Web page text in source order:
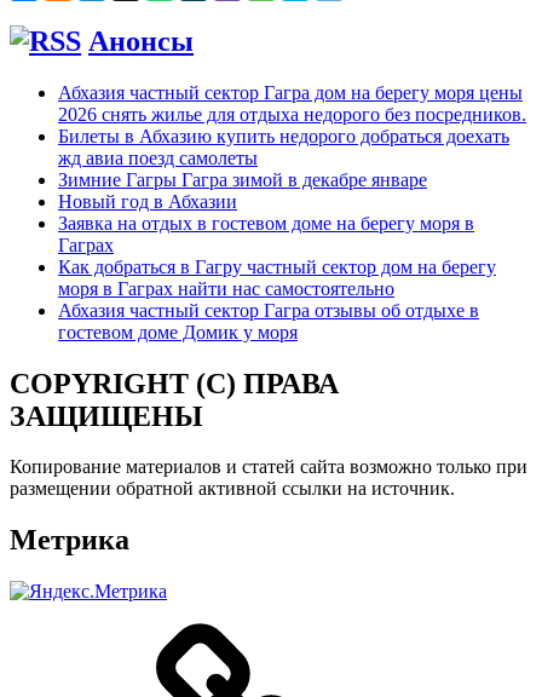
Анонсы
Абхазия частный сектор Гагра дом на берегу моря цены
2026 снять жилье для отдыха недорого без посредников.
Билеты в Абхазию купить недорого добраться доехать
жд авиа поезд самолеты
Зимние Гагры Гагра зимой в декабре январе
Новый год в Абхазии
Заявка на отдых в гостевом доме на берегу моря в
Гаграх
Как добраться в Гагру частный сектор дом на берегу
моря в Гаграх найти нас самостоятельно
Абхазия частный сектор Гагра отзывы об отдыхе в
гостевом доме Домик у моря
COPYRIGHT (C) ПРАВА
ЗАЩИЩЕНЫ
Копирование материалов и статей сайта возможно только при
размещении обратной активной ссылки на источник.
Метрика